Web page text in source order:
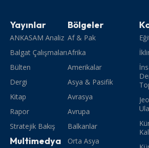
Yayınlar
ANKASAM Analiz
Balgat Çalışmaları
Bülten
Dergi
Kitap
Rapor
Stratejik Bakış
Multimedya
Bölgeler
Af & Pak
Afrika
Amerikalar
Asya & Pasifik
Avrasya
Avrupa
Balkanlar
Orta Asya